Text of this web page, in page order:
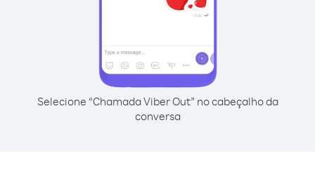
Selecione “Chamada Viber Out” no cabeçalho da
conversa